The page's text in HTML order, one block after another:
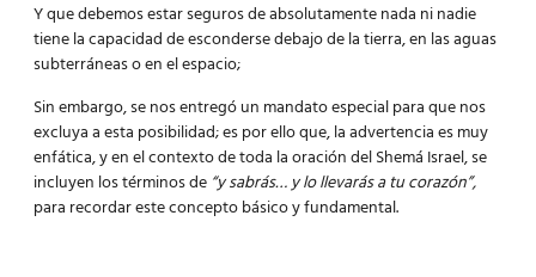
Y que debemos estar seguros de absolutamente nada ni nadie
tiene la capacidad de esconderse debajo de la tierra, en las aguas
subterráneas o en el espacio;
Sin embargo, se nos entregó un mandato especial para que nos
excluya a esta posibilidad; es por ello que, la advertencia es muy
enfática, y en el contexto de toda la oración del Shemá Israel, se
incluyen los términos de “y sabrás… y lo llevarás a tu corazón”,
para recordar este concepto básico y fundamental.